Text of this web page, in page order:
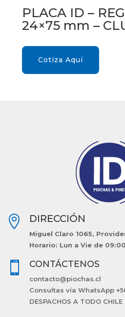
PLACA ID –
24×75 mm –
Cotiza Aquí
 DIRECCIÓN
Miguel Claro 1065,
Horario: Lun a Vie de
 CONTÁCTENOS
contacto@piochas.cl
Consultas vía WhatsApp
DESPACHOS A TODO CHILE